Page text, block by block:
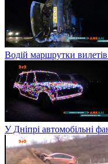
Водій маршрутки вилетів
У Дніпрі автомобільні